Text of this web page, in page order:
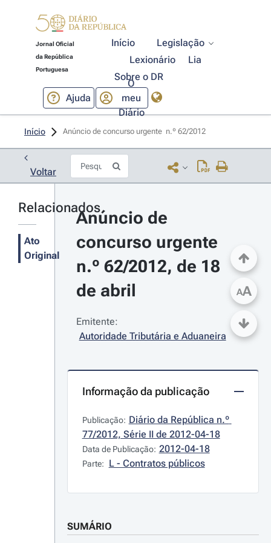
Jornal Oficial
da República
Portuguesa
Início
Legislação
Lexionário
Lia
Sobre o DR
Ajuda
O
meu
Diário
Início Anúncio de concurso urgente  n.º 62/2012
Voltar
Relacionados
Ato
Original
Anúncio de
concurso urgente
n.º 62/2012, de 18
de abril
Emitente:
Autoridade Tributária e Aduaneira
Informação da publicação
Publicação: Diário da República n.º
77/2012, Série II de 2012-04-18
Data de Publicação: 2012-04-18
Parte: L - Contratos públicos
SUMÁRIO
AA